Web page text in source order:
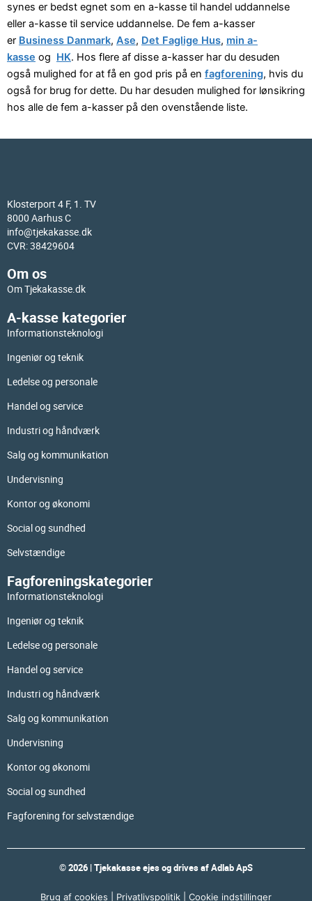
synes er bedst egnet som en a-kasse til handel uddannelse
eller a-kasse til service uddannelse. De fem a-kasser
er Business Danmark, Ase, Det Faglige Hus, min a-
kasse og HK. Hos flere af disse a-kasser har du desuden
også mulighed for at få en god pris på en fagforening, hvis du
også for brug for dette. Du har desuden mulighed for lønsikring
hos alle de fem a-kasser på den ovenstående liste.
Klosterport 4 F, 1. TV
8000 Aarhus C
info@tjekakasse.dk
CVR: 38429604
Om os
Om Tjekakasse.dk
A-kasse kategorier
Informationsteknologi
Ingeniør og teknik
Ledelse og personale
Handel og service
Industri og håndværk
Salg og kommunikation
Undervisning
Kontor og økonomi
Social og sundhed
Selvstændige
Fagforeningskategorier
Informationsteknologi
Ingeniør og teknik
Ledelse og personale
Handel og service
Industri og håndværk
Salg og kommunikation
Undervisning
Kontor og økonomi
Social og sundhed
Fagforening for selvstændige
© 2026 | Tjekakasse ejes og drives af Adlab ApS
Brug af cookies Privatlivspolitik Cookie indstillinger